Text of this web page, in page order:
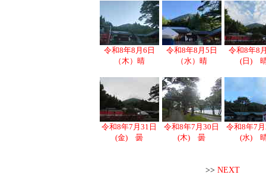
令和8年8月6日
（木）晴
令和8年8月5日
（水）晴
令和8年8
(日)
令和8年7月31日
(金) 曇
令和8年7月30日
(木) 曇
令和8年7
(水)
>> NEXT